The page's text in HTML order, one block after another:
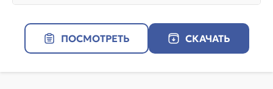
ПОСМОТРЕТЬ СКАЧАТЬ